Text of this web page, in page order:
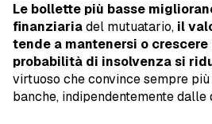
Le bollette più basse
finanziariadel mutuatario, il
tende a mantenersi o
probabilità di insolvenza si
virtuoso che convince sempre
banche, indipendentemente